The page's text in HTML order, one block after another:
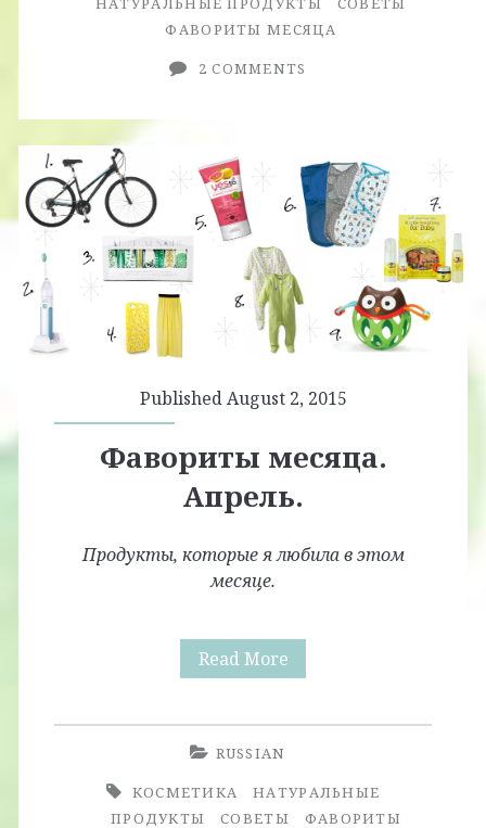
ФАВОРИТЫ МЕСЯЦА
2 COMMENTS
Published August 2, 2015
Фавориты месяца.
Апрель.
Продукты, которые я любила в этом
месяце.
Read MoreФавориты
RUSSIAN
КОСМЕТИКА
НАТУРАЛЬНЫЕ
ПРОДУКТЫ
СОВЕТЫ
ФАВОРИТЫ